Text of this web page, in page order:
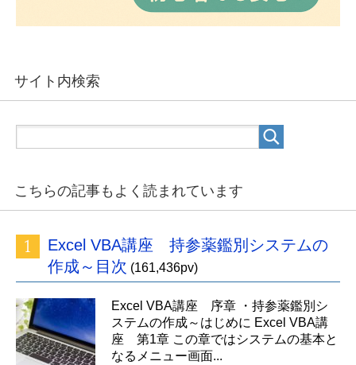
サイト内検索
こちらの記事もよく読まれています
Excel VBA講座 持参薬鑑別システムの
作成～目次 (161,436pv)
Excel VBA講座 序章 ・持参薬鑑別シ
ステムの作成～はじめに Excel VBA講
座 第1章 この章ではシステムの基本と
なるメニュー画面...